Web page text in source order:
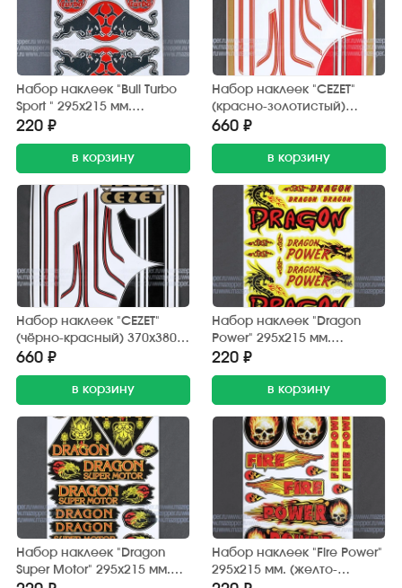
Набор наклеек "Bull Turbo
Sport " 295х215 мм.
(красно-черный) 15 шт.
220 ₽
в корзину
Набор наклеек "CEZET"
(красно-золотистый)
370х380 мм. (10 шт.)
660 ₽
в корзину
Набор наклеек "CEZET"
(чёрно-красный) 370х380
мм. (10 шт.)
660 ₽
в корзину
Набор наклеек "Dragon
Power" 295х215 мм.
(красно-желтый) 12 шт.
220 ₽
в корзину
Набор наклеек "Dragon
Super Motor" 295х215 мм.
Набор наклеек "Fire Power"
295х215 мм. (желто-